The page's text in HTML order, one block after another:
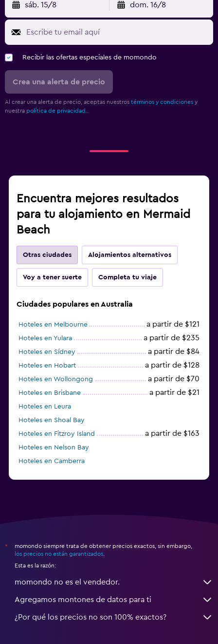
sáb. 15/8 dom. 16/8
Recibir las ofertas especiales de momondo
Crea una alerta de precio
Al crear una alerta de precio, aceptas nuestros términos y condiciones y
nuestra política de privacidad.
Encuentra mejores resultados
para tu alojamiento en Mermaid
Beach
Otras ciudades Alojamientos alternativos
Voy a tener suerte Completa tu viaje
Ciudades populares en Australia
Hoteles en Melbourne a partir de $121
Hoteles en Yulara a partir de $235
Hoteles en Sídney a partir de $84
Hoteles en Hobart a partir de $128
Hoteles en Wollongong a partir de $70
Hoteles en Brisbane a partir de $21
Hoteles en Leura
Hoteles en Shoal Bay
Hoteles en Fitzroy Island
a partir de $163
Hoteles en Nelson Bay
Hoteles en Camberra
*
momondo siempre trata de obtener precios exactos, sin embargo,
los precios no están garantizados
Esta es la razón:
momondo no es el vendedor.
Agregamos montones de datos para ti
¿Por qué los precios no son 100% exactos?